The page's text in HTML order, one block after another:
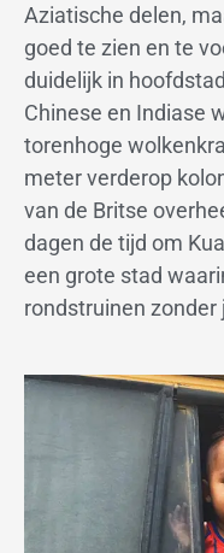
Aziatische delen,
goed te zien en te
duidelijk in
Chinese en Indiase
torenhoge
meter verderop
van de Britse
dagen de tijd om
een grote stad
rondstruinen zonder